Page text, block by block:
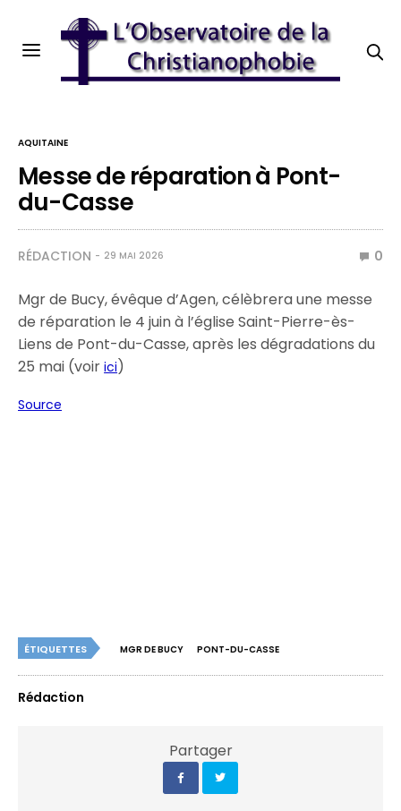
AQUITAINE
Messe de réparation à Pont-
du-Casse
RÉDACTION 29 MAI 2026 0
Mgr de Bucy, évêque d’Agen, célèbrera une messe
de réparation le 4 juin à l’église Saint-Pierre-ès-
Liens de Pont-du-Casse, après les dégradations du
25 mai (voirici)
Source
ÉTIQUETTES MGR DE BUCY PONT-DU-CASSE
Rédaction
Partager